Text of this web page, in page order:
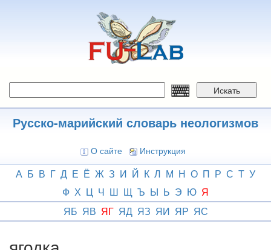
Искать
Русско-марийский словарь неологизмов
О сайте Инструкция
А Б В Г Д Е Ё Ж З И Й К Л М Н О П Р С Т У
Ф Х Ц Ч Ш Щ Ъ Ы Ь Э Ю Я
ЯБ ЯВ ЯГ ЯД ЯЗ ЯИ ЯР ЯС